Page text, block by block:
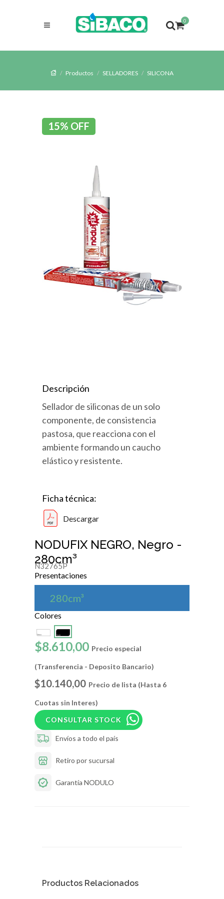
0
Productos SELLADORES SILICONA
15% OFF
Descripción
Sellador de siliconas de un solo
componente, de consistencia
pastosa, que reacciona con el
ambiente formando un caucho
elástico y resistente.
Ficha técnica:
Descargar
NODUFIX NEGRO, Negro -
280cm³
N32765P
Presentaciones
280cm³
Colores
$8.610,00 Precio especial
(Transferencia - Deposito Bancario)
$10.140,00 Precio de lista (Hasta 6
Cuotas sin Interes)
CONSULTAR STOCK
Envíos a todo el país
Retiro por sucursal
Garantía NODULO
Productos Relacionados